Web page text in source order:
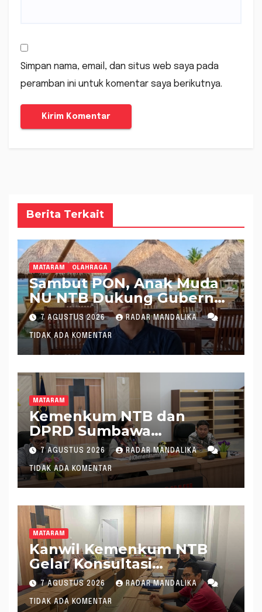
Simpan nama, email, dan situs web saya pada
peramban ini untuk komentar saya berikutnya.
Berita Terkait
MATARAM OLAHRAGA
Sambut PON, Anak Muda
NU NTB Dukung Gubernur
Pimpin KONI NTB
7 AGUSTUS 2026 RADAR MANDALIKA
TIDAK ADA KOMENTAR
MATARAM
Kemenkum NTB dan
DPRD Sumbawa
Mantapkan Rencana
Pembentukan 8 Raperda
Inisiatif
7 AGUSTUS 2026 RADAR MANDALIKA
TIDAK ADA KOMENTAR
MATARAM
Kanwil Kemenkum NTB
Gelar Konsultasi
Penghitungan Kebutuhan
Formasi JF Perancang
Peraturan Perundang-
7 AGUSTUS 2026 RADAR MANDALIKA
TIDAK ADA KOMENTAR